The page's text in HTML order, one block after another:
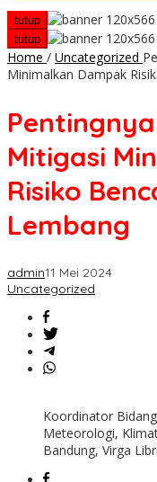
tutup
tutup
Home / Uncategorized
Minimalkan Dampak
Mitigasi
Risiko
Lembang
admin11 Mei 2024
Uncategorized
Koordinator
Meteorologi,
Bandung, Virga